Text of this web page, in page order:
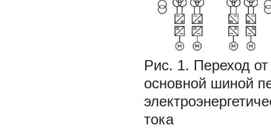
Рис. 1. Переход от
основной шиной
тока